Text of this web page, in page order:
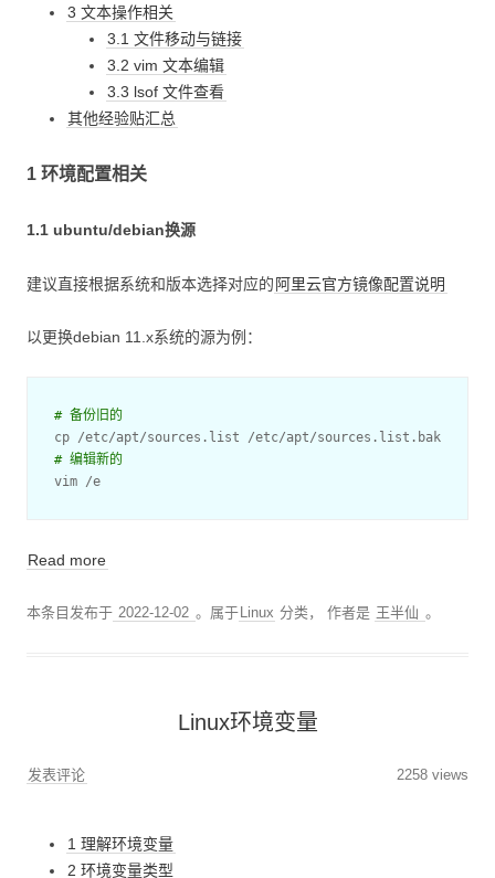
3 文本操作相关
3.1 文件移动与链接
3.2 vim 文本编辑
3.3 lsof 文件查看
其他经验贴汇总
1 环境配置相关
1.1 ubuntu/debian换源
建议直接根据系统和版本选择对应的阿里云官方镜像配置说明
以更换debian 11.x系统的源为例：
# 备份旧的
# 编辑新的
vim /e
Read more
本条目发布于 2022-12-02 。属于Linux 分类，作者是 王半仙 。
Linux环境变量
发表评论 2258 views
1 理解环境变量
2 环境变量类型